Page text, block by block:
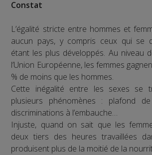
Constat
L’égalité stricte entre hommes et
aucun pays, y compris ceux qui se
étant les plus développés. Au niveau
l’Union Européenne, les femmes
% de moins que les hommes.
Cette inégalité entre les sexes se
plusieurs phénomènes : plafond
discriminations à l’embauche…
Injuste, quand on sait que les
deux tiers des heures travaillées
produisent plus de la moitié de la